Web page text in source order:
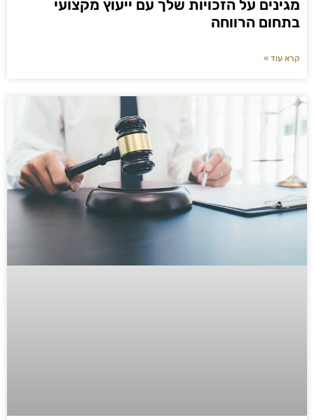
מגינים על הזכויות שלך עם ייעוץ מקצועי
בתחום הרווחה
קרא עוד »